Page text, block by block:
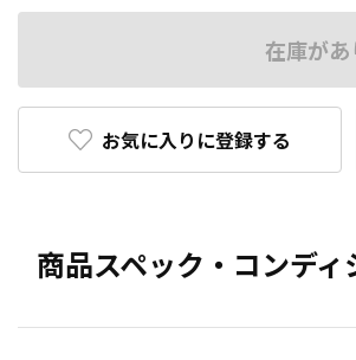
在庫があ
お気に入りに登録する
商品スペック・コンディ